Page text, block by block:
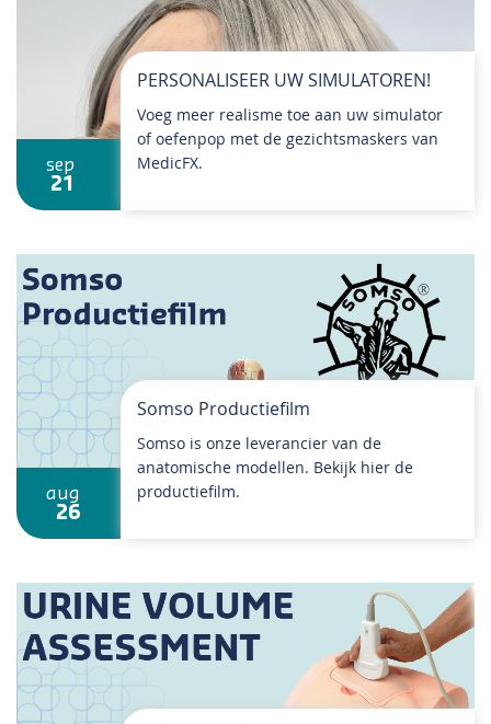
sep
21
PERSONALISEER UW SIMULATOREN!
Voeg meer realisme toe aan uw simulator
of oefenpop met de gezichtsmaskers van
MedicFX.
aug
26
Somso Productiefilm
Somso is onze leverancier van de
anatomische modellen. Bekijk hier de
productiefilm.